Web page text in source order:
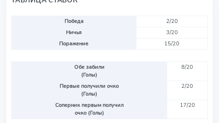
Победа
2/20
Ничья
3/20
Поражение
15/20
Обе забили
(Голы)
8/20
Первые получили очко
(Голы)
2/20
Соперник первым получил
очко (Голы)
17/20